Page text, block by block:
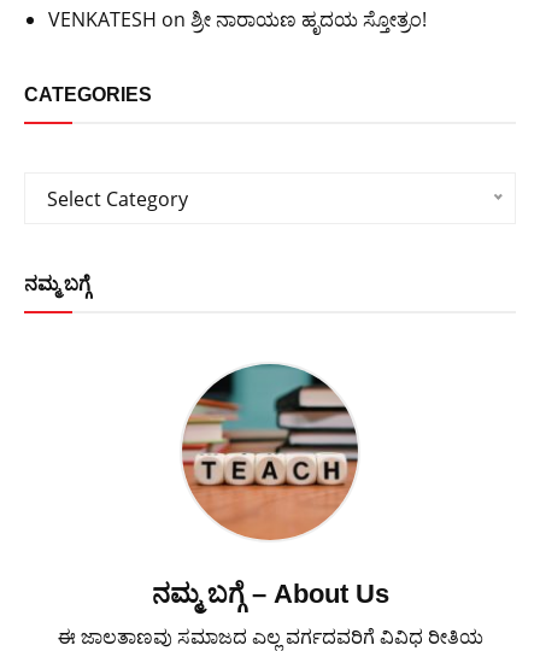
VENKATESH on ಶ್ರೀ ನಾರಾಯಣ ಹೃದಯ ಸ್ತೋತ್ರಂ!
CATEGORIES
Categories
Select Category
ನಮ್ಮ ಬಗ್ಗೆ
ನಮ್ಮ ಬಗ್ಗೆ – About Us
ಈ ಜಾಲತಾಣವು ಸಮಾಜದ ಎಲ್ಲ ವರ್ಗದವರಿಗೆ ವಿವಿಧ ರೀತಿಯ